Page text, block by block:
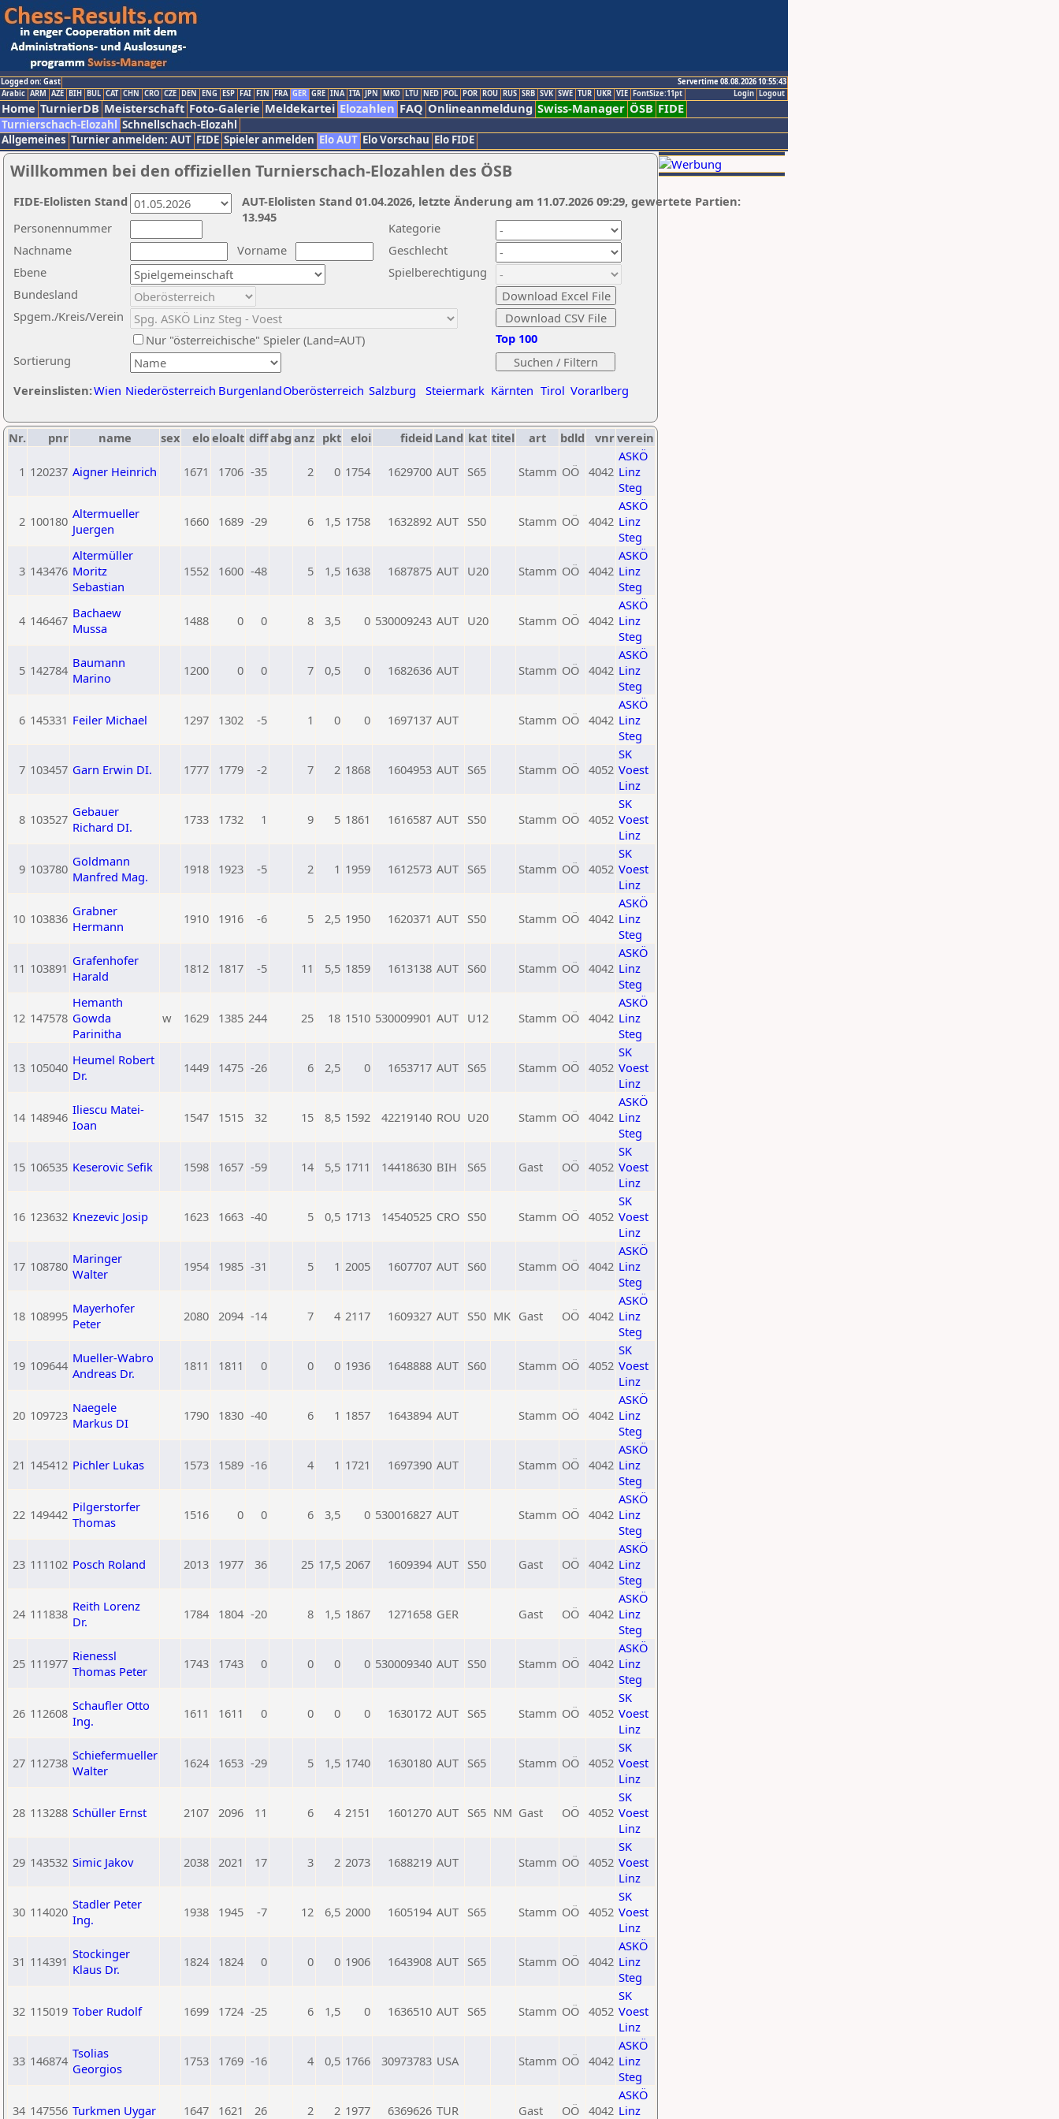
Logged on: Gast
Servertime 08.08.2026 10:55:43
Logout
Login
Arabic ARM AZE BIH BUL CAT CHN CRO CZE DEN ENG ESP FAI FIN FRA GER GRE INA ITA JPN MKD LTU NED POL POR ROU RUS SRB SVK SWE TUR UKR VIE FontSize:11pt
Home TurnierDB Meisterschaft Foto-Galerie Meldekartei Elozahlen FAQ Onlineanmeldung Swiss-Manager ÖSB FIDE
Turnierschach-Elozahl Schnellschach-Elozahl
Allgemeines Turnier anmelden: AUT FIDE Spieler anmelden Elo AUT Elo Vorschau Elo FIDE
Willkommen bei den offiziellen Turnierschach-Elozahlen des ÖSB
Nachname
Vorname
Ebene
Kategorie
Sortierung
Personennummer
Bundesland
Spgem./Kreis/Verein
Geschlecht
Nur "österreichische" Spieler (Land=AUT)
Spielberechtigung
Vereinslisten:Wien Niederösterreich BurgenlandOberösterreich Salzburg Steiermark Kärnten Tirol Vorarlberg
Top 100
AUT-Elolisten Stand 01.04.2026, letzte Änderung am 11.07.2026 09:29, gewertete Partien:
13.945
FIDE-Elolisten Stand
Nr. pnr name sex eloeloalt diffabg anz pkt eloi fideid Land kat titel art bdld vnrverein
1 120237 Aigner Heinrich 1671 1706 -35 2 0 1754 1629700 AUT S65 Stamm OÖ 4042
ASKÖ
Linz
Steg
2 100180 Altermueller
Juergen
1660 1689 -29 6 1,5 1758 1632892 AUT S50 Stamm OÖ 4042
ASKÖ
Linz
Steg
3 143476
Altermüller
Moritz
Sebastian
1552 1600 -48 5 1,5 1638 1687875 AUT U20 Stamm OÖ 4042
ASKÖ
Linz
Steg
4 146467 Bachaew
Mussa
1488 0 0 8 3,5 0 530009243 AUT U20 Stamm OÖ 4042
ASKÖ
Linz
Steg
5 142784 Baumann
Marino
1200 0 0 7 0,5 0 1682636 AUT Stamm OÖ 4042
ASKÖ
Linz
Steg
6 145331 Feiler Michael 1297 1302 -5 1 0 0 1697137 AUT Stamm OÖ 4042
ASKÖ
Linz
Steg
7 103457 Garn Erwin DI. 1777 1779 -2 7 2 1868 1604953 AUT S65 Stamm OÖ 4052
SK
Voest
Linz
8 103527 Gebauer
Richard DI.
1733 1732 1 9 5 1861 1616587 AUT S50 Stamm OÖ 4052
SK
Voest
Linz
9 103780 Goldmann
Manfred Mag.
1918 1923 -5 2 1 1959 1612573 AUT S65 Stamm OÖ 4052
SK
Voest
Linz
10 103836 Grabner
Hermann
1910 1916 -6 5 2,5 1950 1620371 AUT S50 Stamm OÖ 4042
ASKÖ
Linz
Steg
11 103891 Grafenhofer
Harald
1812 1817 -5 11 5,5 1859 1613138 AUT S60 Stamm OÖ 4042
ASKÖ
Linz
Steg
12 147578
Hemanth
Gowda
Parinitha
w 1629 1385 244 25 18 1510 530009901 AUT U12 Stamm OÖ 4042
ASKÖ
Linz
Steg
13 105040 Heumel Robert
Dr.
1449 1475 -26 6 2,5 0 1653717 AUT S65 Stamm OÖ 4052
SK
Voest
Linz
14 148946 Iliescu Matei-
Ioan
1547 1515 32 15 8,5 1592 42219140 ROU U20 Stamm OÖ 4042
ASKÖ
Linz
Steg
15 106535 Keserovic Sefik 1598 1657 -59 14 5,5 1711 14418630 BIH S65 Gast OÖ 4052
SK
Voest
Linz
16 123632 Knezevic Josip 1623 1663 -40 5 0,5 1713 14540525 CRO S50 Stamm OÖ 4052
SK
Voest
Linz
17 108780 Maringer
Walter
1954 1985 -31 5 1 2005 1607707 AUT S60 Stamm OÖ 4042
ASKÖ
Linz
Steg
18 108995 Mayerhofer
Peter
2080 2094 -14 7 4 2117 1609327 AUT S50 MK Gast OÖ 4042
ASKÖ
Linz
Steg
19 109644 Mueller-Wabro
Andreas Dr.
1811 1811 0 0 0 1936 1648888 AUT S60 Stamm OÖ 4052
SK
Voest
Linz
20 109723 Naegele
Markus DI
1790 1830 -40 6 1 1857 1643894 AUT Stamm OÖ 4042
ASKÖ
Linz
Steg
21 145412 Pichler Lukas 1573 1589 -16 4 1 1721 1697390 AUT Stamm OÖ 4042
ASKÖ
Linz
Steg
22 149442 Pilgerstorfer
Thomas
1516 0 0 6 3,5 0 530016827 AUT Stamm OÖ 4042
ASKÖ
Linz
Steg
23 111102 Posch Roland 2013 1977 36 25 17,5 2067 1609394 AUT S50 Gast OÖ 4042
ASKÖ
Linz
Steg
24 111838 Reith Lorenz
Dr.
1784 1804 -20 8 1,5 1867 1271658 GER Gast OÖ 4042
ASKÖ
Linz
Steg
25 111977 Rienessl
Thomas Peter
1743 1743 0 0 0 0 530009340 AUT S50 Stamm OÖ 4042
ASKÖ
Linz
Steg
26 112608 Schaufler Otto
Ing.
1611 1611 0 0 0 0 1630172 AUT S65 Stamm OÖ 4052
SK
Voest
Linz
27 112738 Schiefermueller
Walter
1624 1653 -29 5 1,5 1740 1630180 AUT S65 Stamm OÖ 4052
SK
Voest
Linz
28 113288 Schüller Ernst 2107 2096 11 6 4 2151 1601270 AUT S65 NM Gast OÖ 4052
SK
Voest
Linz
29 143532 Simic Jakov 2038 2021 17 3 2 2073 1688219 AUT Stamm OÖ 4052
SK
Voest
Linz
30 114020 Stadler Peter
Ing.
1938 1945 -7 12 6,5 2000 1605194 AUT S65 Stamm OÖ 4052
SK
Voest
Linz
31 114391 Stockinger
Klaus Dr.
1824 1824 0 0 0 1906 1643908 AUT S65 Stamm OÖ 4042
ASKÖ
Linz
Steg
32 115019 Tober Rudolf 1699 1724 -25 6 1,5 0 1636510 AUT S65 Stamm OÖ 4052
SK
Voest
Linz
33 146874 Tsolias
Georgios
1753 1769 -16 4 0,5 1766 30973783 USA Stamm OÖ 4042
ASKÖ
Linz
Steg
34 147556 Turkmen Uygar 1647 1621 26 2 2 1977 6369626 TUR Gast OÖ 4042
ASKÖ
Linz